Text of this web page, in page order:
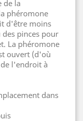
de la
phéromone
d'être moins
des pinces pour
La phéromone
ouvert (d'où
l'endroit à
dans